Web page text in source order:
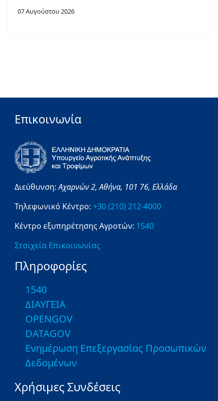
07 Αυγούστου 2026
Επικοινωνία
Διεύθυνση:Αχαρνών 2,Αθήνα, 101 76, Ελλάδα
Τηλεφωνικό Κέντρο: +30 (210) 212-4000
Κέντρο εξυπηρέτησης Αγροτών: 1540
Στοιχεία Επικοινωνίας
Πληροφορίες
1540
ΔΙΑΥΓΕΙΑ
OPENGOV
DATAGOV
Ενημέρωση Επεξεργασίας Προσωπικών
Δεδομένων
Χρήσιμες Συνδέσεις